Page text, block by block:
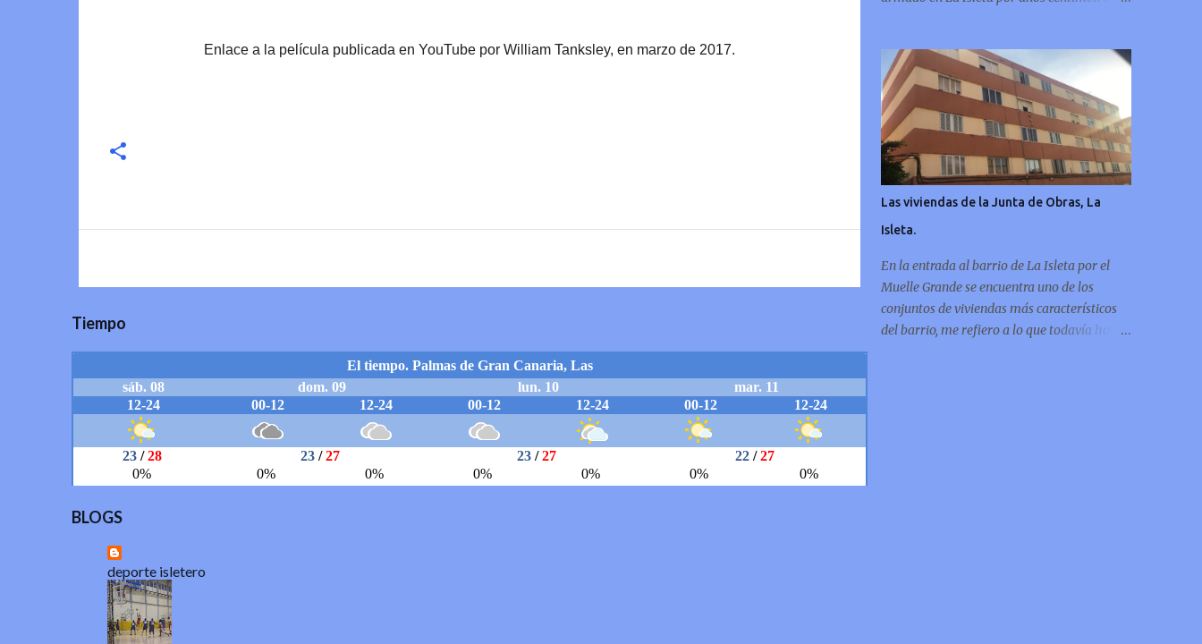
Enlace a la película publicada en YouTube por William Tanksley, en marzo de 2017.
Tiempo
BLOGS
deporte isletero
Las viviendas de la Junta de Obras, La
Isleta.
En la entrada al barrio de La Isleta por el
Muelle Grande se encuentra uno de los
conjuntos de viviendas más característicos
del barrio, me refiero a lo que todavía hoy se